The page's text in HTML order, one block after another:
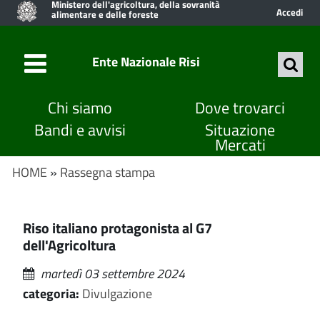
Ministero dell'agricoltura, della sovranità
alimentare e delle foreste Accedi
Ente Nazionale Risi
Chi siamo
Dove trovarci
Bandi e avvisi
Situazione
Mercati
HOME » Rassegna stampa
Riso italiano protagonista al G7
dell'Agricoltura
martedì 03 settembre 2024
categoria: Divulgazione